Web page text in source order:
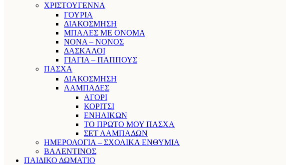
ΧΡΙΣΤΟΥΓΕΝΝΑ
ΓΟΥΡΙΑ
ΔΙΑΚΟΣΜΗΣΗ
ΜΠΑΛΕΣ ΜΕ ΟΝΟΜΑ
ΝΟΝΑ – ΝΟΝΟΣ
ΔΑΣΚΑΛΟΙ
ΓΙΑΓΙΑ – ΠΑΠΠΟΥΣ
ΠΑΣΧΑ
ΔΙΑΚΟΣΜΗΣΗ
ΛΑΜΠΑΔΕΣ
ΑΓΟΡΙ
ΚΟΡΙΤΣΙ
ΕΝΗΛΙΚΩΝ
ΤΟ ΠΡΩΤΟ ΜΟΥ ΠΑΣΧΑ
ΣΕΤ ΛΑΜΠΑΔΩΝ
ΗΜΕΡΟΛΟΓΙΑ – ΣΧΟΛΙΚΑ ΕΝΘΥΜΙΑ
ΒΑΛΕΝΤΙΝΟΣ
ΠΑΙΔΙΚΟ ΔΩΜΑΤΙΟ